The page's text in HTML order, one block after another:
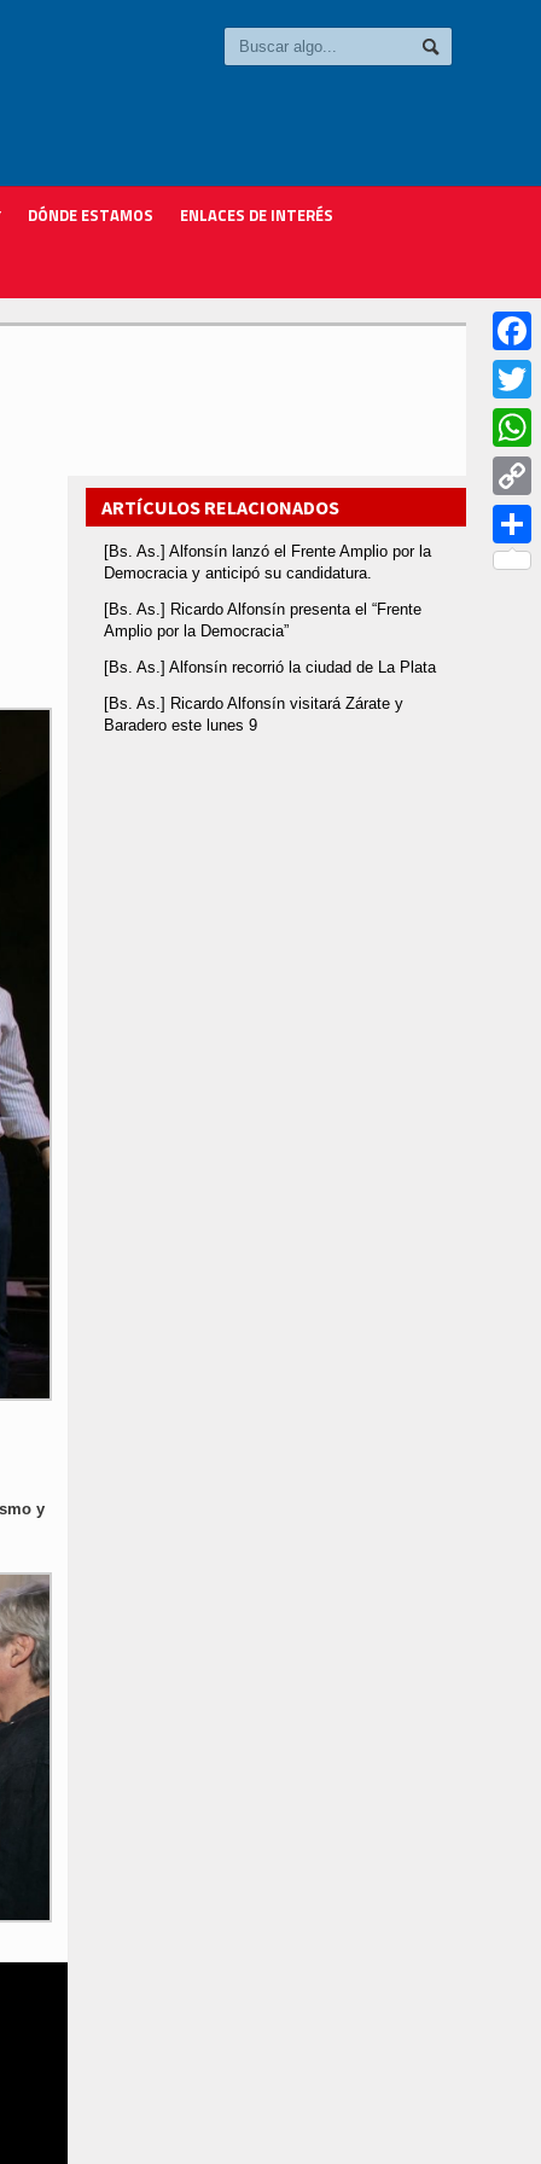
DÓNDE ESTAMOS ENLACES DE INTERÉS
y
ARTÍCULOS RELACIONADOS
[Bs. As.] Alfonsín lanzó el Frente Amplio por la
Democracia y anticipó su candidatura.
[Bs. As.] Ricardo Alfonsín presenta el “Frente
Amplio por la Democracia”
[Bs. As.] Alfonsín recorrió la ciudad de La Plata
[Bs. As.] Ricardo Alfonsín visitará Zárate y
Baradero este lunes 9
Twitter
Copy
Link